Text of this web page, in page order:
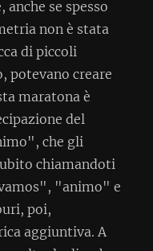
se spesso
non è stata
di piccoli
potevano creare
maratona è
del
che gli
chiamandoti
"animo" e
poi,
aggiuntiva. A